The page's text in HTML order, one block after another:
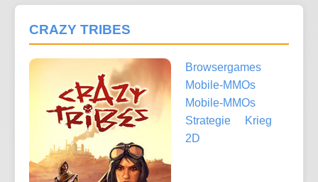
CRAZY TRIBES
Browsergames
Mobile-MMOs
Mobile-MMOs
Strategie
Krieg
2D